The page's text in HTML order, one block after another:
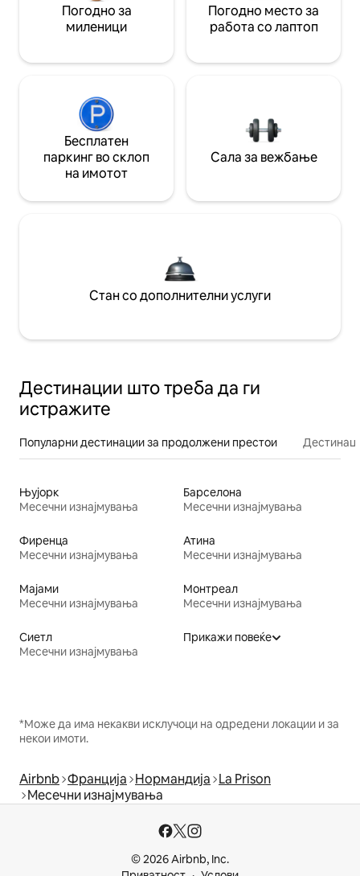
Погодно за
миленици
Погодно место за
работа со лаптоп
Бесплатен
паркинг во склоп
на имотот
Сала за вежбање
Стан со дополнителни услуги
Дестинации што треба да ги
истражите
Популарни дестинации за продолжени престои
Њујорк
Месечни изнајмувања
Барселона
Месечни изнајмувања
Фиренца
Месечни изнајмувања
Атина
Месечни изнајмувања
Мајами
Месечни изнајмувања
Монтреал
Месечни изнајмувања
Сиетл
Месечни изнајмувања
Прикажи повеќе
*Може да има некакви исклучоци на одредени локации и за
некои имоти.
Airbnb Франција Нормандија La Prison
Месечни изнајмувања
© 2026 Airbnb, Inc.